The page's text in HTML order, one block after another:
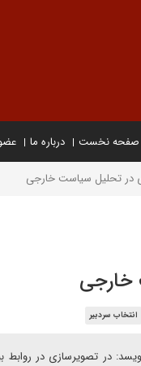
صفحه نخست درباره ما
در تحلیل سیاست خارجی
خارجی
انتخاب سردبیر
نویسد: در تصویر‌سازی در